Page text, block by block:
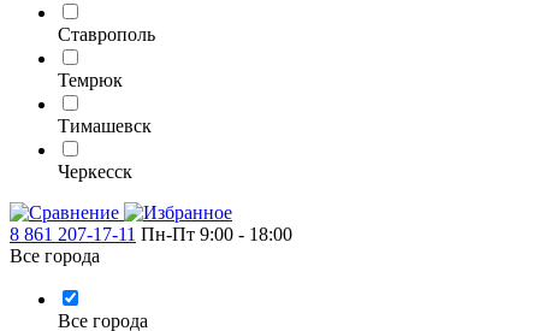
Ставрополь
Темрюк
Тимашевск
Черкесск
8 861 207-17-11 Пн-Пт 9:00 - 18:00
Все города
Все города